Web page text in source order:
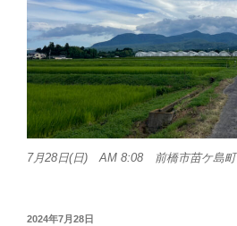
7月28日(日) AM 8:08 前橋市苗ケ島町
投
2024年7月28日